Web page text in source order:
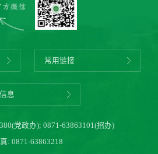
常用链接
息
党政办); 0871-63863101(招办)
: 0871-63863218